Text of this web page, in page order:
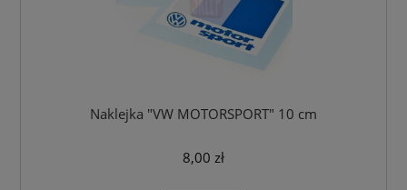
Naklejka "VW MOTORSPORT" 10 cm
8,00 zł